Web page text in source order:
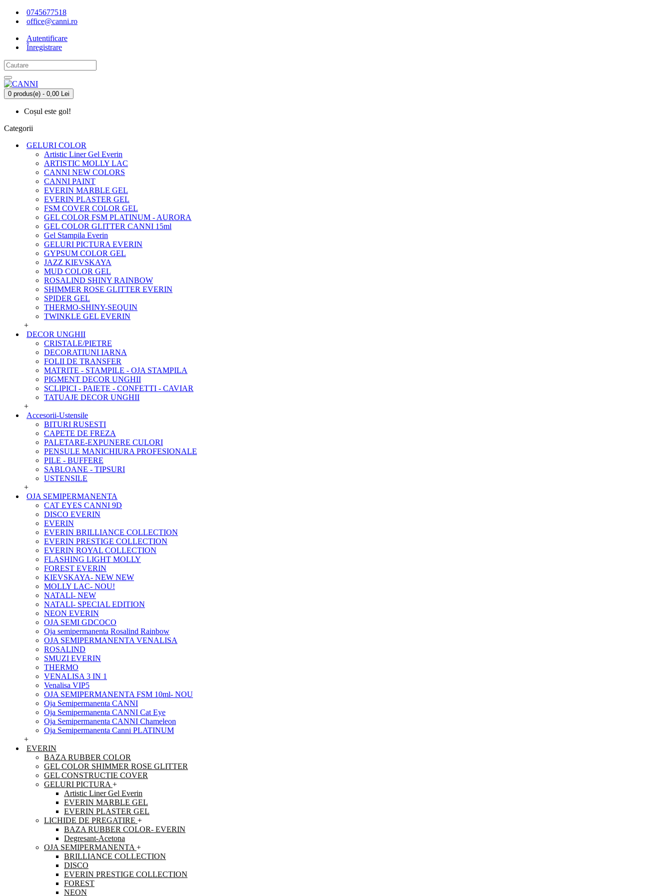
0745677518
office@canni.ro
Autentificare
Înregistrare
0 produs(e) - 0,00 Lei
Coșul este gol!
Categorii
GELURI COLOR
Artistic Liner Gel Everin
ARTISTIC MOLLY LAC
CANNI NEW COLORS
CANNI PAINT
EVERIN MARBLE GEL
EVERIN PLASTER GEL
FSM COVER COLOR GEL
GEL COLOR FSM PLATINUM - AURORA
GEL COLOR GLITTER CANNI 15ml
Gel Stampila Everin
GELURI PICTURA EVERIN
GYPSUM COLOR GEL
JAZZ KIEVSKAYA
MUD COLOR GEL
ROSALIND SHINY RAINBOW
SHIMMER ROSE GLITTER EVERIN
SPIDER GEL
THERMO-SHINY-SEQUIN
TWINKLE GEL EVERIN
+
DECOR UNGHII
CRISTALE/PIETRE
DECORATIUNI IARNA
FOLII DE TRANSFER
MATRITE - STAMPILE - OJA STAMPILA
PIGMENT DECOR UNGHII
SCLIPICI - PAIETE - CONFETTI - CAVIAR
TATUAJE DECOR UNGHII
+
Accesorii-Ustensile
BITURI RUSESTI
CAPETE DE FREZA
PALETARE-EXPUNERE CULORI
PENSULE MANICHIURA PROFESIONALE
PILE - BUFFERE
SABLOANE - TIPSURI
USTENSILE
+
OJA SEMIPERMANENTA
CAT EYES CANNI 9D
DISCO EVERIN
EVERIN
EVERIN BRILLIANCE COLLECTION
EVERIN PRESTIGE COLLECTION
EVERIN ROYAL COLLECTION
FLASHING LIGHT MOLLY
FOREST EVERIN
KIEVSKAYA- NEW NEW
MOLLY LAC- NOU!
NATALI- NEW
NATALI- SPECIAL EDITION
NEON EVERIN
OJA SEMI GDCOCO
Oja semipermanenta Rosalind Rainbow
OJA SEMIPERMANENTA VENALISA
ROSALIND
SMUZI EVERIN
THERMO
VENALISA 3 IN 1
Venalisa VIP5
OJA SEMIPERMANENTA FSM 10ml- NOU
Oja Semipermanenta CANNI
Oja Semipermanenta CANNI Cat Eye
Oja Semipermanenta CANNI Chameleon
Oja Semipermanenta Canni PLATINUM
+
EVERIN
BAZA RUBBER COLOR
GEL COLOR SHIMMER ROSE GLITTER
GEL CONSTRUCTIE COVER
GELURI PICTURA +
Artistic Liner Gel Everin
EVERIN MARBLE GEL
EVERIN PLASTER GEL
LICHIDE DE PREGATIRE +
BAZA RUBBER COLOR- EVERIN
Degresant-Acetona
OJA SEMIPERMANENTA +
BRILLIANCE COLLECTION
DISCO
EVERIN PRESTIGE COLLECTION
FOREST
NEON